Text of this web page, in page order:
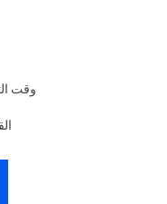
وقت التسليم: